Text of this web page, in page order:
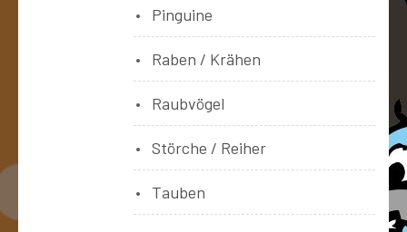
Pinguine
Raben / Krähen
Raubvögel
Störche / Reiher
Tauben